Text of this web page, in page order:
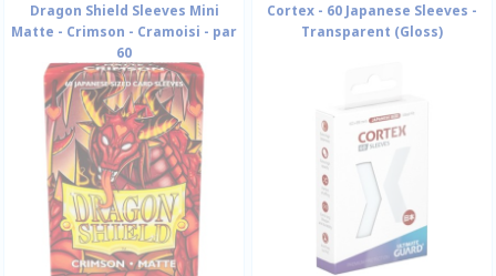
Dragon Shield Sleeves Mini
Matte - Crimson - Cramoisi - par
60
Cortex - 60 Japanese Sleeves -
Transparent (Gloss)